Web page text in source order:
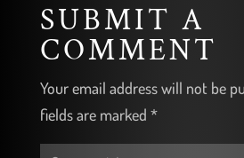
SUBMIT A
COMMENT
Your email address will not be
fields are marked *